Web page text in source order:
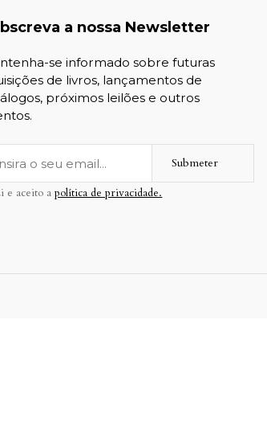
a nossa Newsletter
se informado sobre futuras
de livros, lançamentos de
próximos leilões e outros
Submeter
e aceito apolítica de privacidade.